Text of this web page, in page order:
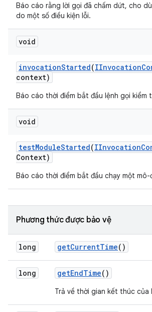
Báo cáo rằng lời gọi đã chấm dứt, cho
do một số điều kiện lỗi.
void
invocationStarted(IInvocation
context)
Báo cáo thời điểm bắt đầu lệnh gọi kiểm
void
testModuleStarted(IInvocation
Context)
Báo cáo thời điểm bắt đầu chạy một mô-
Phương thức được bảo vệ
long getCurrentTime()
long getEndTime()
Trả về thời gian kết thúc của